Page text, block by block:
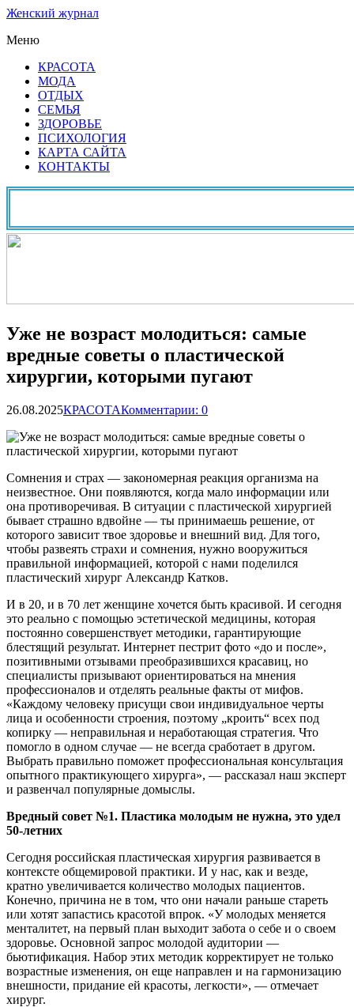
Женский журнал
Меню
КРАСОТА
МОДА
ОТДЫХ
СЕМЬЯ
ЗДОРОВЬЕ
ПСИХОЛОГИЯ
КАРТА САЙТА
КОНТАКТЫ
Уже не возраст молодиться: самые
вредные советы о пластической
хирургии, которыми пугают
26.08.2025КРАСОТАКомментарии: 0
Сомнения и страх — закономерная реакция организма на
неизвестное. Они появляются, когда мало информации или
она противоречивая. В ситуации с пластической хирургией
бывает страшно вдвойне — ты принимаешь решение, от
которого зависит твое здоровье и внешний вид. Для того,
чтобы развеять страхи и сомнения, нужно вооружиться
правильной информацией, которой с нами поделился
пластический хирург Александр Катков.
И в 20, и в 70 лет женщине хочется быть красивой. И сегодня
это реально с помощью эстетической медицины, которая
постоянно совершенствует методики, гарантирующие
блестящий результат. Интернет пестрит фото «до и после»,
позитивными отзывами преобразившихся красавиц, но
специалисты призывают ориентироваться на мнения
профессионалов и отделять реальные факты от мифов.
«Каждому человеку присущи свои индивидуальное черты
лица и особенности строения, поэтому „кроить“ всех под
копирку — неправильная и неработающая стратегия. Что
помогло в одном случае — не всегда сработает в другом.
Выбрать правильно поможет профессиональная консультация
опытного практикующего хирурга», — рассказал наш эксперт
и развенчал популярные домыслы.
Вредный совет №1. Пластика молодым не нужна, это удел
50-летних
Сегодня российская пластическая хирургия развивается в
контексте общемировой практики. И у нас, как и везде,
кратно увеличивается количество молодых пациентов.
Конечно, причина не в том, что они начали раньше стареть
или хотят запастись красотой впрок. «У молодых меняется
менталитет, на первый план выходит забота о себе и о своем
здоровье. Основной запрос молодой аудитории —
бьютификация. Набор этих методик корректирует не только
возрастные изменения, он еще направлен и на гармонизацию
внешности, придание ей красоты, легкости», — отмечает
хирург.